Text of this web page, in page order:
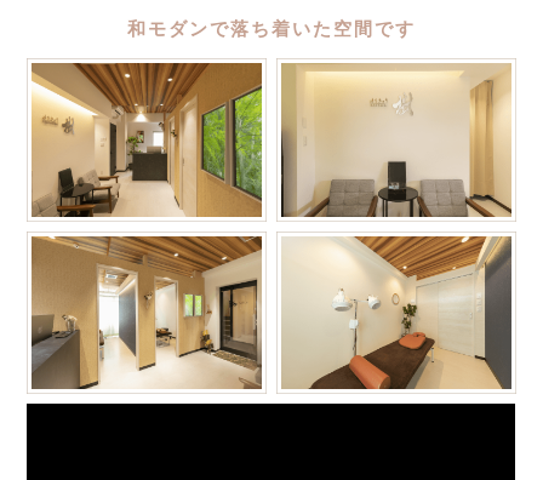
和モダンで落ち着いた空間です